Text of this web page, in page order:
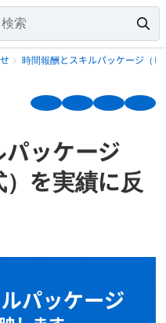
時間報酬とスキルパッケージ（
ッケージ
）を実績に反